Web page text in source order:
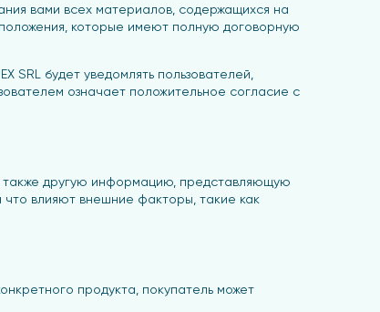
вами всех материалов, содержащихся на
которые имеют полную договорную
SRL будет уведомлять пользователей,
означает положительное согласие с
также другую информацию, представляющую
влияют внешние факторы, такие как
продукта, покупатель может